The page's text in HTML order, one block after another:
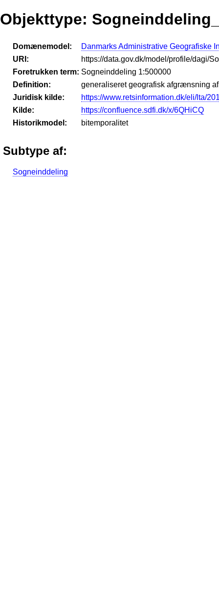
Objekttype:
Domænemodel:
Danmarks Administrative Geografiske
URI:
https://data.gov.dk/model/profile/dagi/
Foretrukken term: Sogneinddeling 1:500000
Definition:
generaliseret geografisk afgrænsning
Juridisk kilde:
https://www.retsinformation.dk/eli/lta/
Kilde:
https://confluence.sdfi.dk/x/6QHiCQ
Historikmodel:
bitemporalitet
Subtype af:
Sogneinddeling